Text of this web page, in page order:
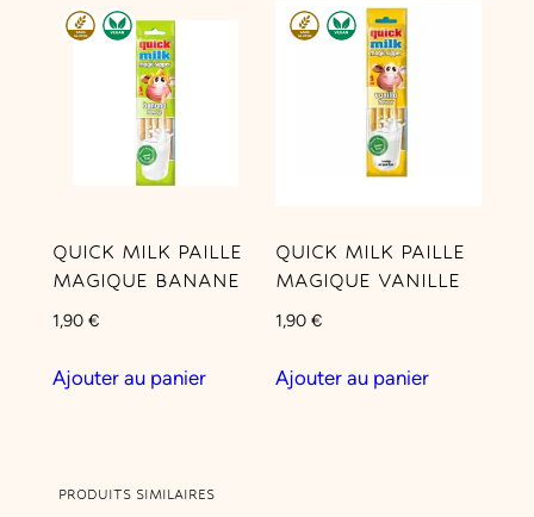
g
q
C
c
o
t
QUICK MILK PAILLE
MAGIQUE BANANE
1,90 €
Ajouter au panier
QUICK MILK PAILLE
MAGIQUE VANILLE
1,90€
Ajouter au panier
PRODUITS SIMILAIRES